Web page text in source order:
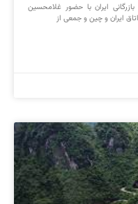
ایران با حضور غلامحسین
ایران و چین و جمعی از